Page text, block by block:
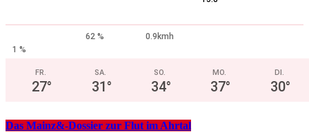
62 %
0.9kmh
1 %
FR.
27°
SA.
31°
SO.
34°
MO.
37°
DI.
30°
Das Mainz&-Dossier zur Flut im Ahrtal